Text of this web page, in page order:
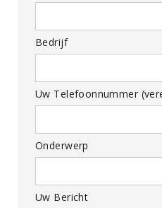
Bedrijf
Uw Telefoonnummer
Onderwerp
Uw Bericht